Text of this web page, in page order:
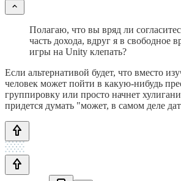
Полагаю, что вы вряд ли
часть дохода, вдруг я в свободное
игры на Unity клепать?
Если альтернативой будет, что вместо
человек может пойти в какую-нибудь
группировку или просто начнет
придется думать "может, в самом деле